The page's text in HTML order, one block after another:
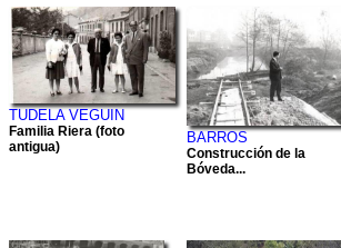
TUDELA VEGUIN
Familia Riera (foto
antigua)
BARROS
Construcción de la
Bóveda...